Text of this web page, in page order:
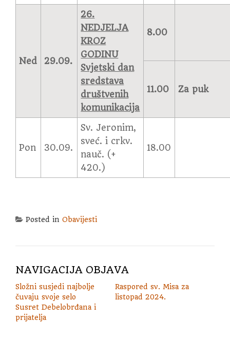
Ned 29.09.
26.
NEDJELJA
KROZ
GODINU
Svjetski dan
sredstava
društvenih
komunikacija
8.00
11.00 Za puk
Pon 30.09.
Sv. Jeronim,
sveć. i crkv.
nauč. (+
420.)
18.00
Posted in Obavijesti
NAVIGACIJA OBJAVA
Složni susjedi najbolje
čuvaju svoje selo
Susret Debelobrđana i
prijatelja
Raspored sv. Misa za
listopad 2024.